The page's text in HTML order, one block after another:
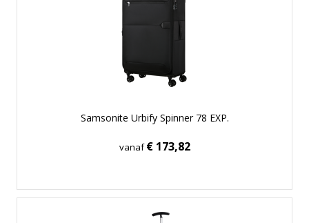
Samsonite Urbify Spinner 78 EXP.
vanaf€ 173,82